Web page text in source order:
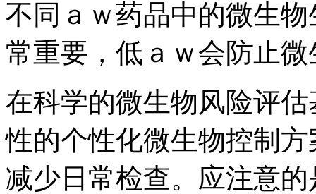
不同ａｗ药品中的微生
常重要，低ａｗ会防止
在科学的微生物风险评
性的个性化微生物控制
减少日常检查。应注意